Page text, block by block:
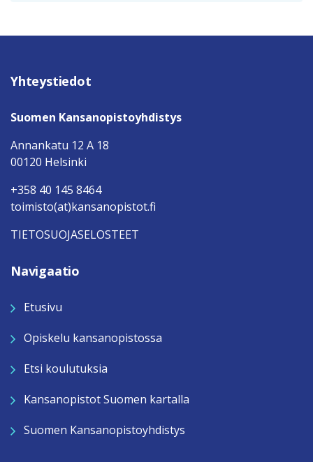
Yhteystiedot
Suomen Kansanopistoyhdistys
Annankatu 12 A 18
00120 Helsinki
+358 40 145 8464
toimisto(at)kansanopistot.fi
TIETOSUOJASELOSTEET
Navigaatio
Etusivu
Opiskelu kansanopistossa
Etsi koulutuksia
Kansanopistot Suomen kartalla
Suomen Kansanopistoyhdistys